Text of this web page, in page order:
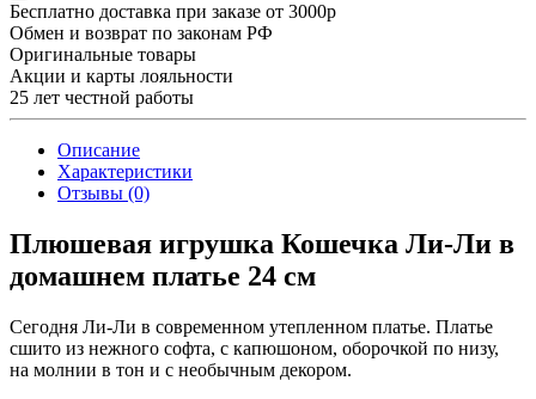
Бесплатно доставка при заказе от 3000р
Обмен и возврат по законам РФ
Оригинальные товары
Акции и карты лояльности
25 лет честной работы
Описание
Характеристики
Отзывы (0)
Плюшевая игрушка Кошечка Ли-Ли в
домашнем платье 24 см
Сегодня Ли-Ли в современном утепленном платье. Платье
сшито из нежного софта, с капюшоном, оборочкой по низу,
на молнии в тон и с необычным декором.